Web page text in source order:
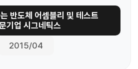
반도체 어셈블리 및 테스트
기업 시그네틱스
2015/04